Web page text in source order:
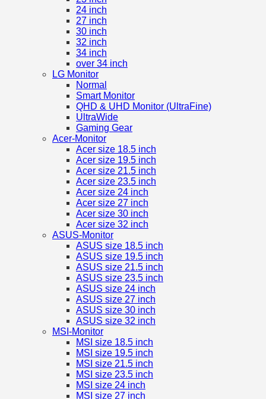
24 inch
27 inch
30 inch
32 inch
34 inch
over 34 inch
LG Monitor
Normal
Smart Monitor
QHD & UHD Monitor (UltraFine)
UltraWide
Gaming Gear
Acer-Monitor
Acer size 18.5 inch
Acer size 19.5 inch
Acer size 21.5 inch
Acer size 23.5 inch
Acer size 24 inch
Acer size 27 inch
Acer size 30 inch
Acer size 32 inch
ASUS-Monitor
ASUS size 18.5 inch
ASUS size 19.5 inch
ASUS size 21.5 inch
ASUS size 23.5 inch
ASUS size 24 inch
ASUS size 27 inch
ASUS size 30 inch
ASUS size 32 inch
MSI-Monitor
MSI size 18.5 inch
MSI size 19.5 inch
MSI size 21.5 inch
MSI size 23.5 inch
MSI size 24 inch
MSI size 27 inch